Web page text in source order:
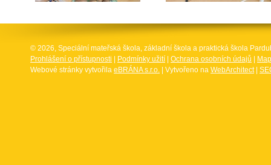
© 2026, Speciální mateřská škola, základní škola a praktická škola
Prohlášení o přístupnosti
Podmínky užití Ochrana osobních údajů
Webové stránky vytvořila eBRÁNA s.r.o. | Vytvořeno na WebArchitect|